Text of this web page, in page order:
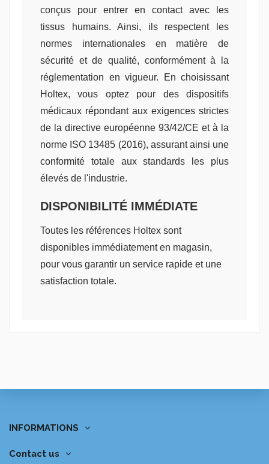
conçus pour entrer en contact avec les
tissus humains. Ainsi, ils respectent les
normes internationales en matière de
sécurité et de qualité, conformément à la
réglementation en vigueur. En choisissant
Holtex, vous optez pour des dispositifs
médicaux répondant aux exigences strictes
de la directive européenne 93/42/CE et à la
norme ISO 13485 (2016), assurant ainsi une
conformité totale aux standards les plus
élevés de l'industrie.
DISPONIBILITÉ IMMÉDIATE
Toutes les références Holtex sont
disponibles immédiatement en magasin,
pour vous garantir un service rapide et une
satisfaction totale.
INFORMATIONS
Contact us